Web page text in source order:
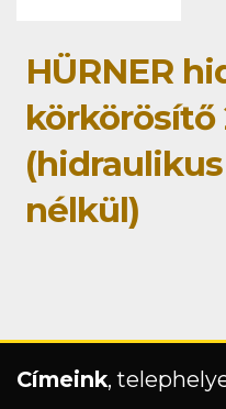
HÜRNER
körkörösítő
nélkül)
Címeink,